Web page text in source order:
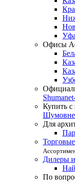
Уфа
Офисы
Купить
Для
Дилеры
По